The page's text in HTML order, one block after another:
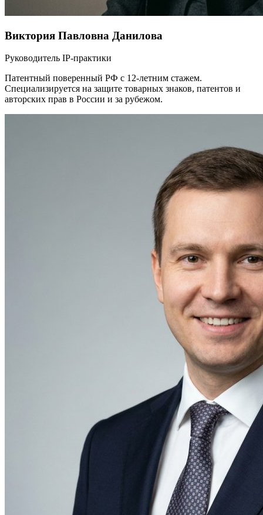
Виктория Павловна Данилова
Руководитель IP-практики
Патентный поверенный РФ с 12-летним стажем.
Специализируется на защите товарных знаков, патентов и
авторских прав в России и за рубежом.